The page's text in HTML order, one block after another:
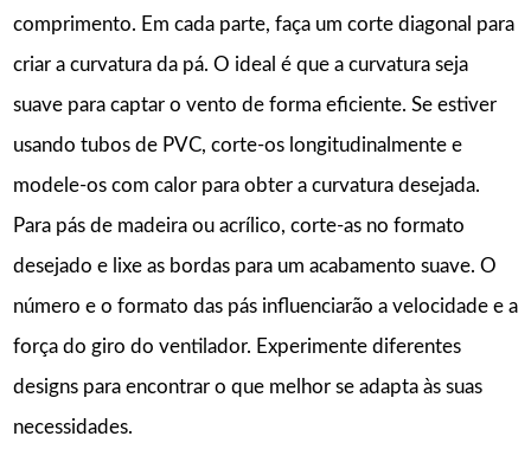
comprimento. Em cada parte, faça um corte diagonal para
criar a curvatura da pá. O ideal é que a curvatura seja
suave para captar o vento de forma eficiente. Se estiver
usando tubos de PVC, corte-os longitudinalmente e
modele-os com calor para obter a curvatura desejada.
Para pás de madeira ou acrílico, corte-as no formato
desejado e lixe as bordas para um acabamento suave. O
número e o formato das pás influenciarão a velocidade e a
força do giro do ventilador. Experimente diferentes
designs para encontrar o que melhor se adapta às suas
necessidades.